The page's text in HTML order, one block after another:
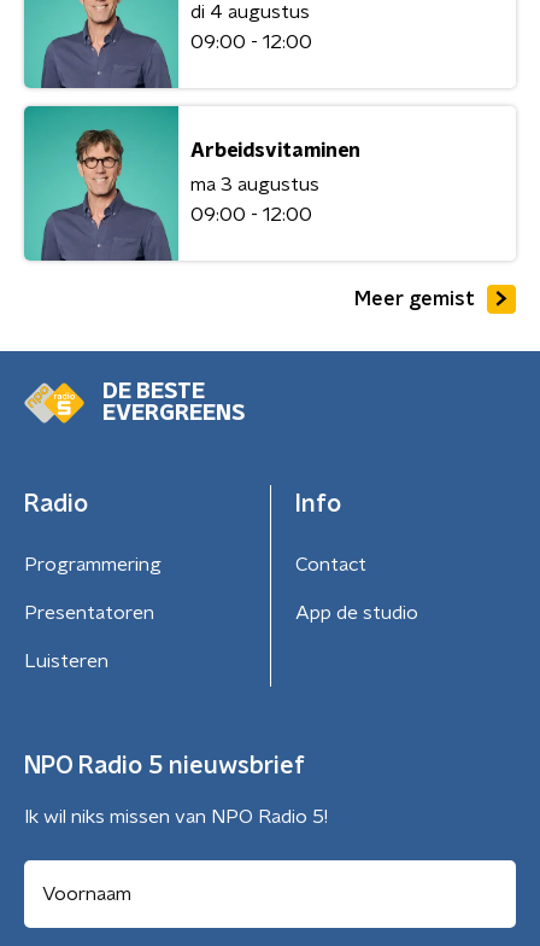
di 4 augustus
09:00 - 12:00
Arbeidsvitaminen
ma 3 augustus
09:00 - 12:00
Meer gemist
DE BESTE
EVERGREENS
Radio
Programmering
Presentatoren
Luisteren
Info
Contact
App de studio
NPO Radio 5 nieuwsbrief
Ik wil niks missen van NPO Radio 5!